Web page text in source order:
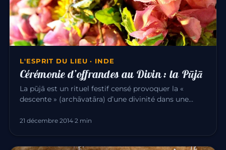
L'ESPRIT DU LIEU · INDE
Cérémonie d’offrandes au Divin : la Pūjā
La pūjā est un rituel festif censé provoquer la «
descente » (archāvatāra) d’une divinité dans une
21 décembre 2014·2 min